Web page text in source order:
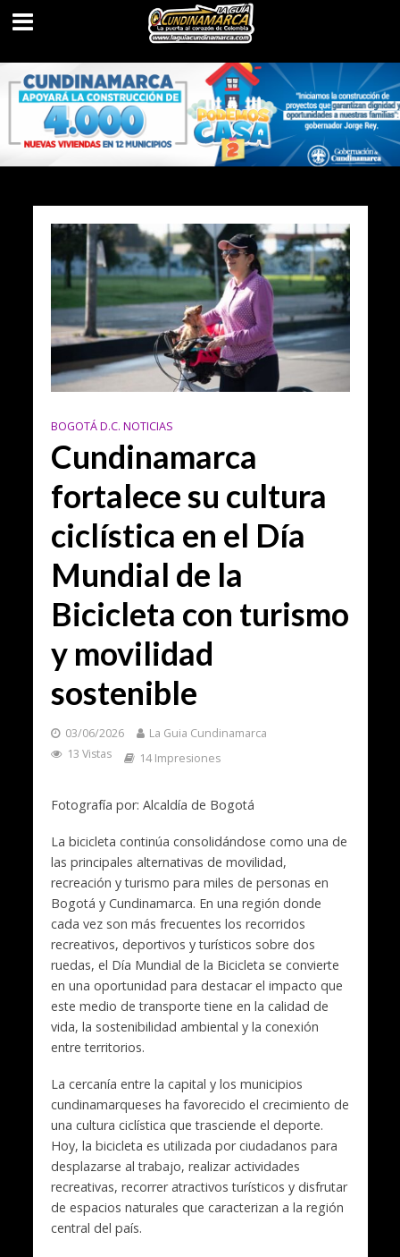
BOGOTÁ D.C. NOTICIAS
Cundinamarca
fortalece su cultura
ciclística en el Día
Mundial de la
Bicicleta con turismo
y movilidad
sostenible
03/06/2026
La Guia Cundinamarca
13 Vistas
14 Impresiones
Fotografía por: Alcaldía de Bogotá
La bicicleta continúa consolidándose como una de
las principales alternativas de movilidad,
recreación y turismo para miles de personas en
Bogotá y Cundinamarca. En una región donde
cada vez son más frecuentes los recorridos
recreativos, deportivos y turísticos sobre dos
ruedas, el Día Mundial de la Bicicleta se convierte
en una oportunidad para destacar el impacto que
este medio de transporte tiene en la calidad de
vida, la sostenibilidad ambiental y la conexión
entre territorios.
La cercanía entre la capital y los municipios
cundinamarqueses ha favorecido el crecimiento de
una cultura ciclística que trasciende el deporte.
Hoy, la bicicleta es utilizada por ciudadanos para
desplazarse al trabajo, realizar actividades
recreativas, recorrer atractivos turísticos y disfrutar
de espacios naturales que caracterizan a la región
central del país.